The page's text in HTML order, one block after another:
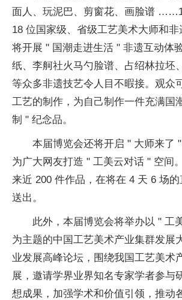
面人、玩泥巴、剪窗花、画脸谱
18 位国家级、省级工艺美术大师和非
将开展 " 国潮走进生活 " 非遗互动体
纸、李舸社火马勺脸谱、占绍林拉坯
等众多非遗技艺令人目不暇接。观众
工艺的制作，为自己制作一件充满国
制 " 纪念品。
本届博览会还将开启 " 大师来了
为广大网友打造 " 工美云对话 " 空间
来近 200 件作品，在将在 4 天 6 场
送出。
此外，本届博览会将举办以 " 工
为主题的中国工艺美术产业集群发展
业发展高峰论坛，围绕我国工艺美术
展，邀请学界业界知名专家学者参与
想成果，加强学术和价值引领，推动